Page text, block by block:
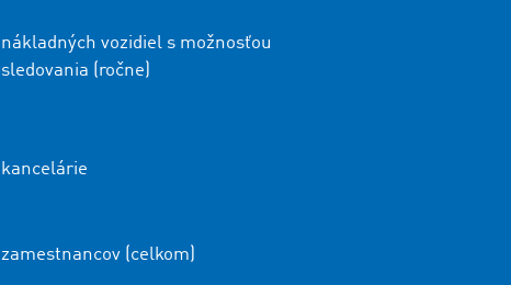
nákladných vozidiel s možnosťou
sledovania (ročne)
kancelárie
zamestnancov (celkom)